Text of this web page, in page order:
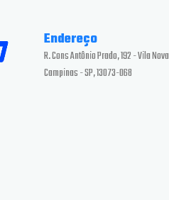
Endereço
R. Cons Antônio Prado, 192 - Vila
Campinas - SP, 13073-068